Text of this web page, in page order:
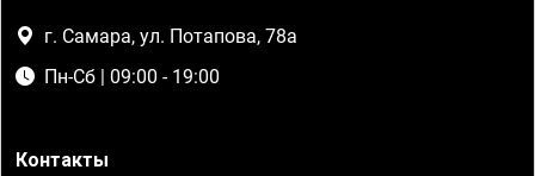
г. Самара, ул. Потапова, 78а
Пн-Сб | 09:00 - 19:00
Контакты